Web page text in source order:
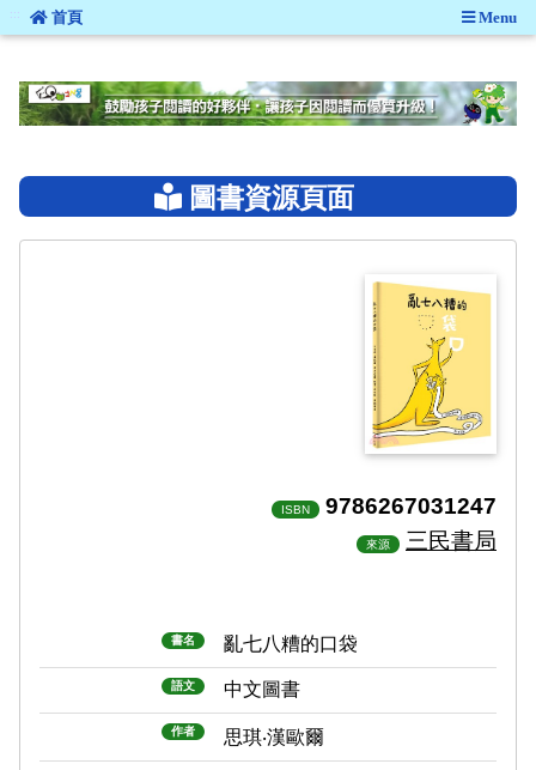
::: 首頁 Menu
圖書資源頁面
ISBN 9786267031247
來源 三民書局
書名 亂七八糟的口袋
語文 中文圖書
作者 思琪‧漢歐爾